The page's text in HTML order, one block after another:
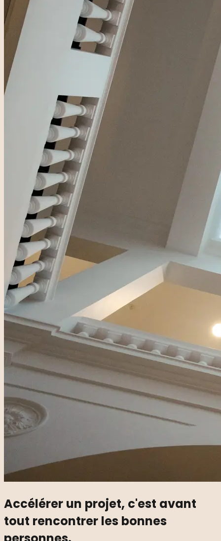
Accélérer un projet, c'est avant
tout rencontrer les bonnes